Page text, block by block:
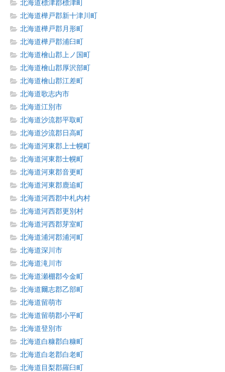
北海道標津郡標津町
北海道樺戸郡新十津川町
北海道樺戸郡月形町
北海道樺戸郡浦臼町
北海道檜山郡上ノ国町
北海道檜山郡厚沢部町
北海道檜山郡江差町
北海道歌志内市
北海道江別市
北海道沙流郡平取町
北海道沙流郡日高町
北海道河東郡上士幌町
北海道河東郡士幌町
北海道河東郡音更町
北海道河東郡鹿追町
北海道河西郡中札内村
北海道河西郡更別村
北海道河西郡芽室町
北海道浦河郡浦河町
北海道深川市
北海道滝川市
北海道瀬棚郡今金町
北海道爾志郡乙部町
北海道留萌市
北海道留萌郡小平町
北海道登別市
北海道白糠郡白糠町
北海道白老郡白老町
北海道目梨郡羅臼町